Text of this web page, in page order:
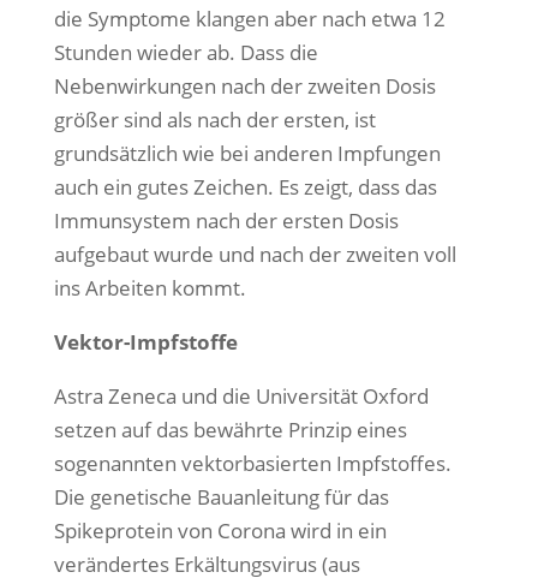
die Symptome klangen aber nach etwa 12
Stunden wieder ab. Dass die
Nebenwirkungen nach der zweiten Dosis
größer sind als nach der ersten, ist
grundsätzlich wie bei anderen Impfungen
auch ein gutes Zeichen. Es zeigt, dass das
Immunsystem nach der ersten Dosis
aufgebaut wurde und nach der zweiten voll
ins Arbeiten kommt.
Vektor-Impfstoffe
Astra Zeneca und die Universität Oxford
setzen auf das bewährte Prinzip eines
sogenannten vektorbasierten Impfstoffes.
Die genetische Bauanleitung für das
Spikeprotein von Corona wird in ein
verändertes Erkältungsvirus (aus